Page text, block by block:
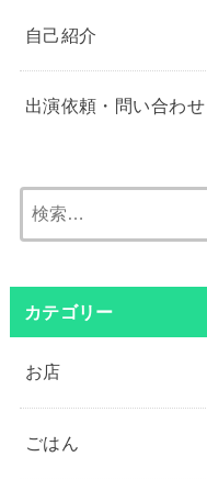
自己紹介
出演依頼・問い合わせ
カテゴリー
お店
ごはん